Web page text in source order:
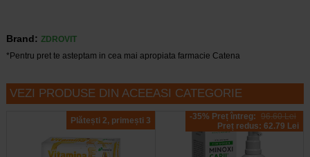
Brand: ZDROVIT
*Pentru pret te asteptam in cea mai apropiata farmacie Catena
VEZI PRODUSE DIN ACEEASI CATEGORIE
Plătești 2, primești 3 -35% Preț întreg: 96.60 Lei
Preț redus: 62.79 Lei